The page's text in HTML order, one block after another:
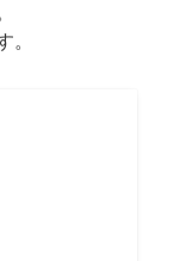
。